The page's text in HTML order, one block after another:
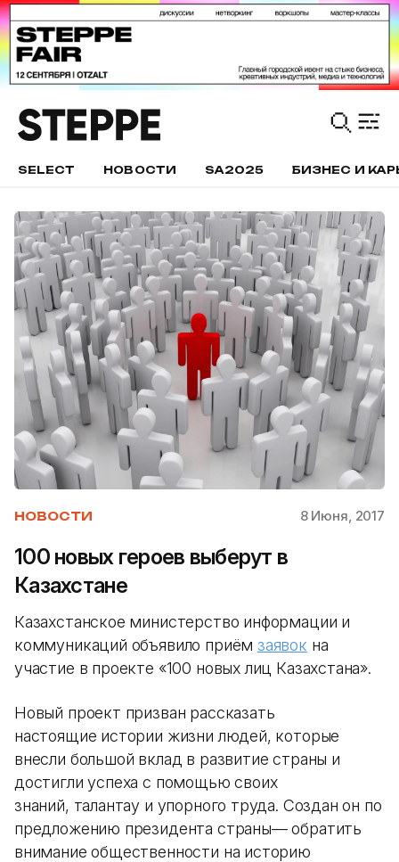
SELECT НОВОСТИ SA2025 БИЗНЕС И
НОВОСТИ 8 Июня, 2017
100 новых героев выберут в
Казахстане
Казахстанское министерство информации и
коммуникаций объявило приём заявок на
участие в проекте «100 новых лиц Казахстана».
Новый проект призван рассказать
настоящие истории жизни людей, которые
внесли большой вклад в развитие страны и
достигли успеха с помощью своих
знаний, талантау и упорного труда. Создан он по
предложению президента страны— обратить
внимание общественности на историю